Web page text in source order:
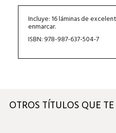
Incluye: 16 láminas de
enmarcar.
ISBN: 978-987-637-504-7
OTROS TÍTULOS QUE